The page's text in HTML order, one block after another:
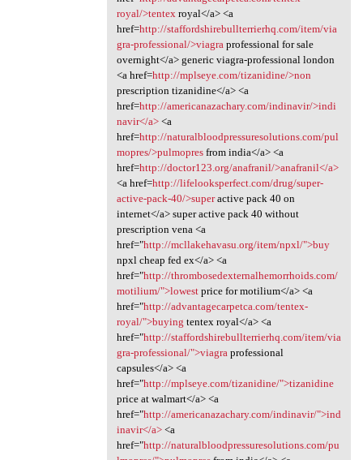
royal/>tentex royal</a> <a
href=http://staffordshirebullterrierhq.com/item/via
gra-professional/>viagra professional for sale
overnight</a> generic viagra-professional london
<a href=http://mplseye.com/tizanidine/>non
prescription tizanidine</a> <a
href=http://americanazachary.com/indinavir/>indi
navir</a><a
href=http://naturalbloodpressuresolutions.com/pul
mopres/>pulmopresfrom india</a> <a
href=http://doctor123.org/anafranil/>anafranil</a>
<a href=http://lifelooksperfect.com/drug/super-
active-pack-40/>superactive pack 40 on
internet</a> super active pack 40 without
prescription vena <a
href="http://mcllakehavasu.org/item/npxl/">buy
npxl cheap fed ex</a> <a
href="http://thrombosedexternalhemorrhoids.com/
motilium/">lowestprice for motilium</a> <a
href="http://advantagecarpetca.com/tentex-
royal/">buying tentex royal</a> <a
href="http://staffordshirebullterrierhq.com/item/via
gra-professional/">viagra professional
capsules</a> <a
href="http://mplseye.com/tizanidine/">tizanidine
price at walmart</a> <a
href="http://americanazachary.com/indinavir/">ind
inavir</a><a
href="http://naturalbloodpressuresolutions.com/pu